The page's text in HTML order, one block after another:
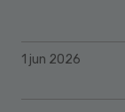
1 jun 2026